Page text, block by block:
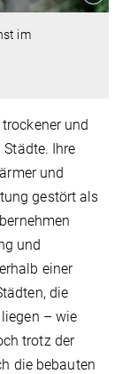
im
und
Ihre
und
gestört als
und
einer
die
– wie
trotz der
die bebauten